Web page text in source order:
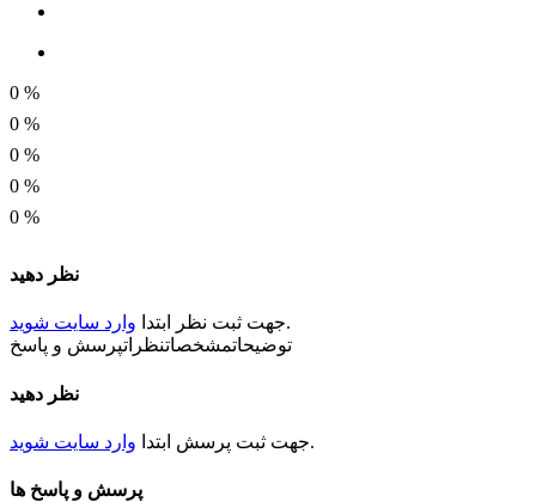
قطر شفت
CW/CCW
نوع فلنچ
0 %
0 %
0 %
0 %
0 %
نظر دهید
جهت ثبت نظر ابتدا وارد سایت شوید
.
توضیحاتمشخصاتنظراتپرسش و پاسخ
نظر دهید
جهت ثبت پرسش ابتدا وارد سایت شوید .
پرسش و پاسخ ها